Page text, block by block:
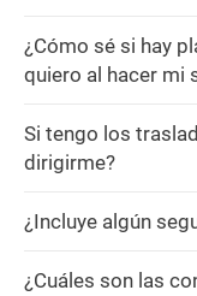
¿Cómo sé si hay
quiero al hacer mi
Si tengo los
dirigirme?
¿Incluye algún
¿Cuáles son las